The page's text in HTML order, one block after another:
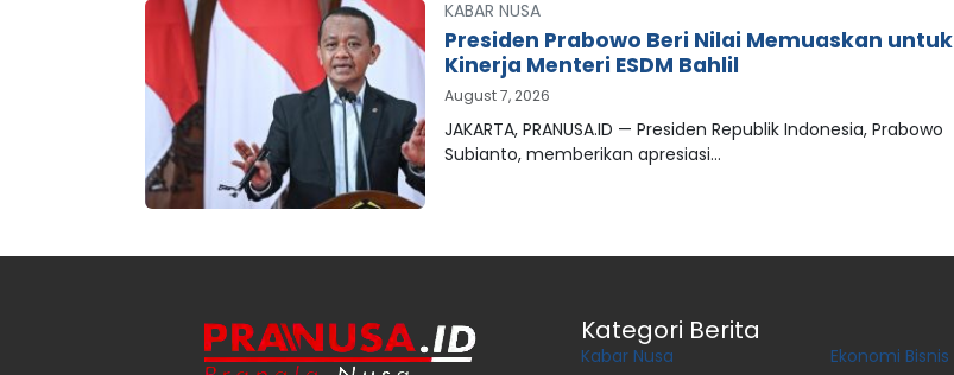
KABAR NUSA
Presiden Prabowo Beri Nilai Memuaskan untuk
Kinerja Menteri ESDM Bahlil
August 7, 2026
JAKARTA, PRANUSA.ID — Presiden Republik Indonesia, Prabowo
Subianto, memberikan apresiasi…
Kategori Berita
Kabar Nusa Ekonomi Bisnis